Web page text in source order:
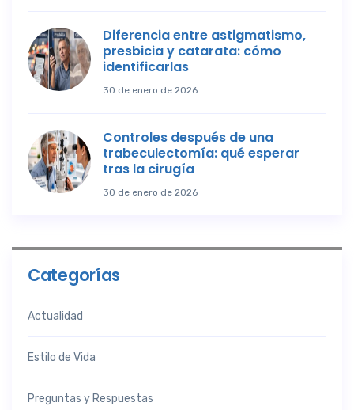
Diferencia entre astigmatismo,
presbicia y catarata: cómo
identificarlas
30 de enero de 2026
Controles después de una
trabeculectomía: qué esperar
tras la cirugía
30 de enero de 2026
Categorías
Actualidad
Estilo de Vida
Preguntas y Respuestas